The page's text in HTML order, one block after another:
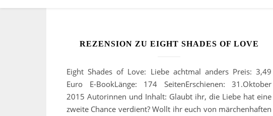
REZENSION ZU EIGHT SHADES OF LOVE
Eight Shades of Love: Liebe achtmal anders Preis: 3,49
Euro E-BookLänge: 174 SeitenErschienen: 31.Oktober
2015 Autorinnen und Inhalt: Glaubt ihr, die Liebe hat eine
zweite Chance verdient? Wollt ihr euch von märchenhaften